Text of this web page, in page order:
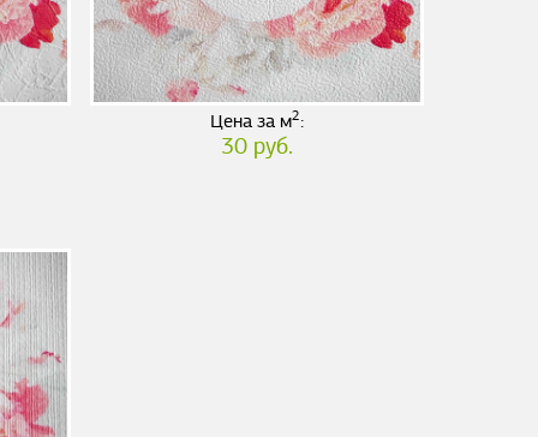
Цена за м2:
30 руб.